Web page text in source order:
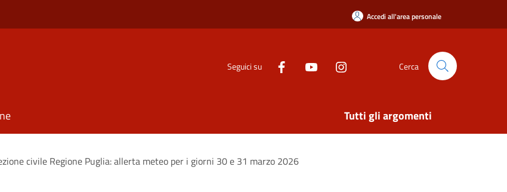
Accedi all'area personale
Seguici su Cerca
Tutti gli argomenti
civile Regione Puglia: allerta meteo per i giorni 30 e 31 marzo 2026